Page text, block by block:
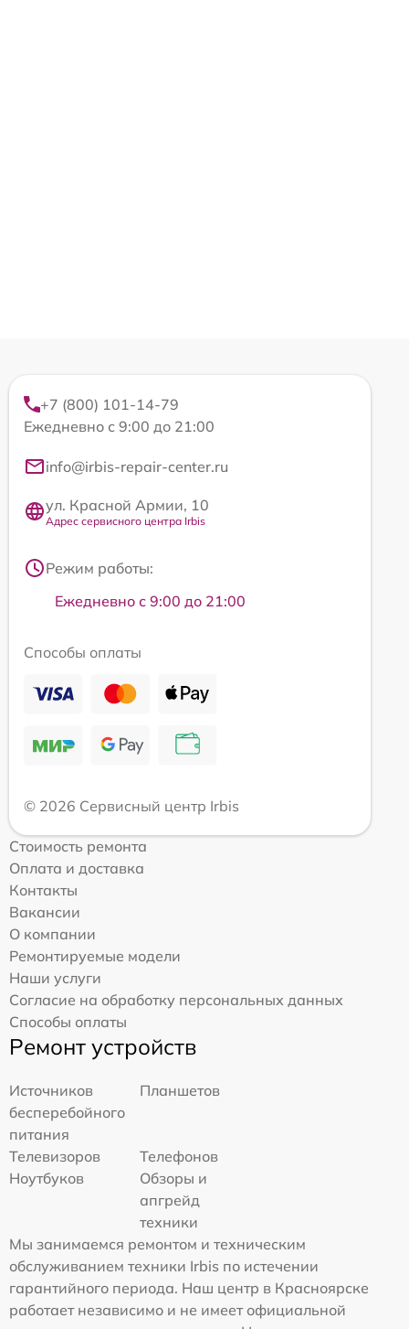
+7 (800) 101-14-79
Ежедневно с 9:00 до 21:00
info@irbis-repair-center.ru
ул. Красной Армии, 10
Адрес сервисного центра Irbis
Режим работы:
Ежедневно с 9:00 до 21:00
Способы оплаты
© 2026 Сервисный центр Irbis
Стоимость ремонта
Оплата и доставка
Контакты
Вакансии
О компании
Ремонтируемые модели
Наши услуги
Согласие на обработку персональных данных
Способы оплаты
Ремонт устройств
Источников
бесперебойного
питания
Планшетов
Телевизоров
Телефонов
Ноутбуков
Обзоры и
апгрейд
техники
Мы занимаемся ремонтом и техническим
обслуживанием техники Irbis по истечении
гарантийного периода. Наш центр в Красноярске
работает независимо и не имеет официальной